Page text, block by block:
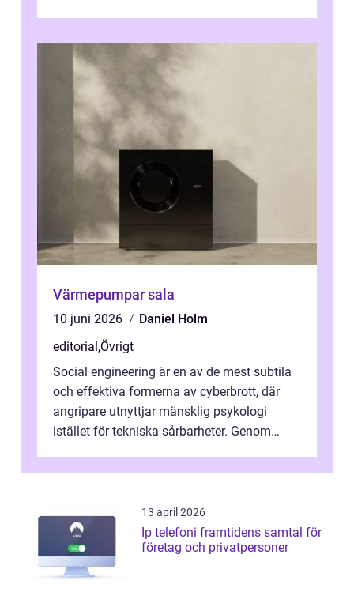
Värmepumpar sala
10 juni 2026
Daniel Holm
editorial,Övrigt
Social engineering är en av de mest subtila
och effektiva formerna av cyberbrott, där
angripare utnyttjar mänsklig psykologi
istället för tekniska sårbarheter. Genom
13 april 2026
Ip telefoni framtidens samtal för
företag och privatpersoner